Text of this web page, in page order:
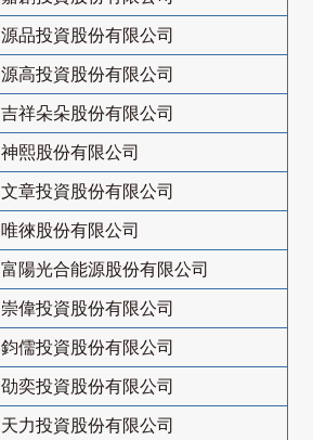
源品投資股份有限公司
源高投資股份有限公司
吉祥朵朵股份有限公司
神熙股份有限公司
文章投資股份有限公司
唯徠股份有限公司
富陽光合能源股份有限公司
崇偉投資股份有限公司
鈞儒投資股份有限公司
劭奕投資股份有限公司
天力投資股份有限公司